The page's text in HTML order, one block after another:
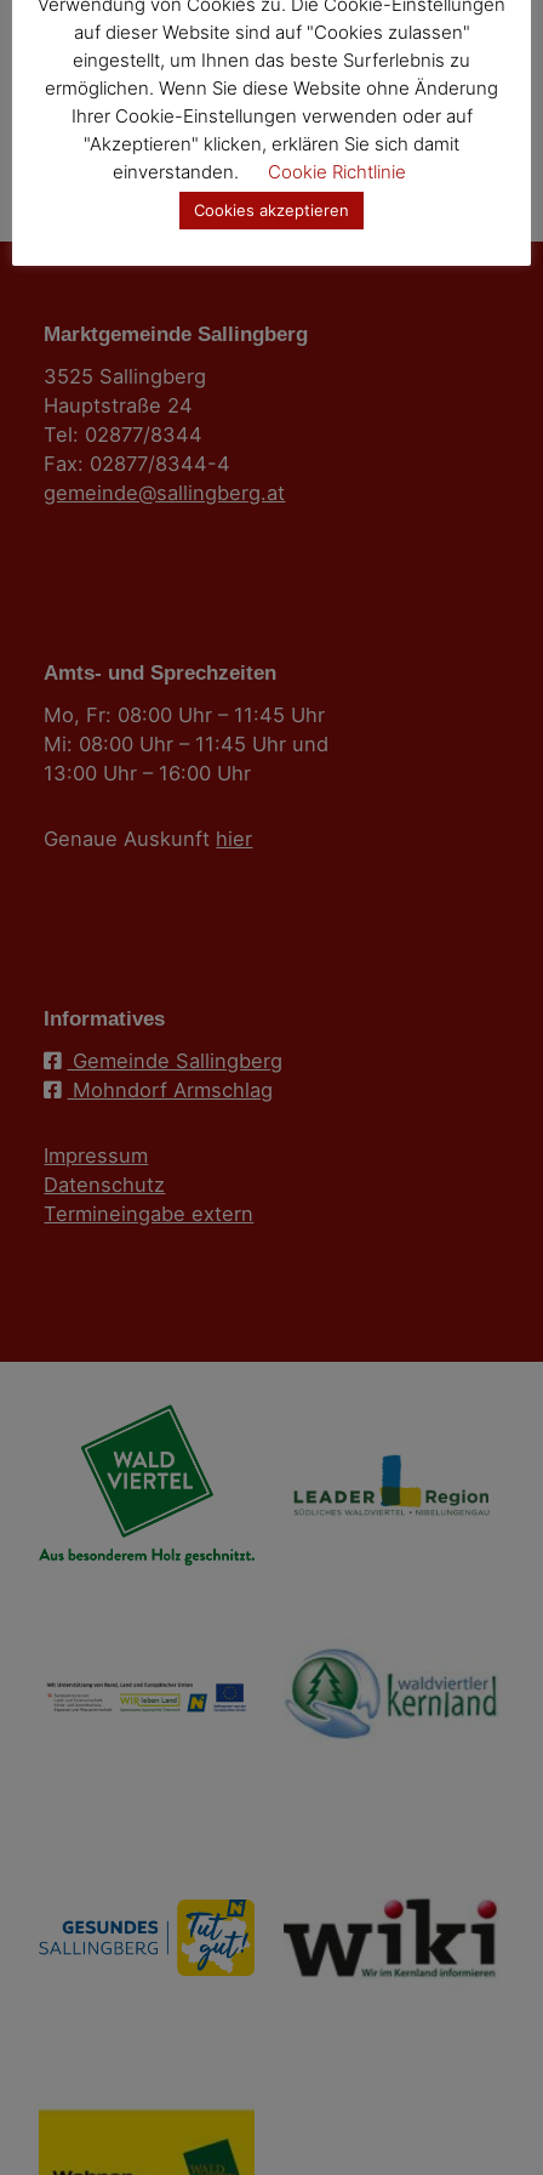
o
Marktgemeinde Sallingberg
3525 Sallingberg
Hauptstraße 24
Tel: 02877/8344
Fax: 02877/8344-4
gemeinde@sallingberg.at
Amts- und Sprechzeiten
Mo, Fr: 08:00 Uhr – 11:45 Uhr
Mi: 08:00 Uhr – 11:45 Uhr und
13:00 Uhr – 16:00 Uhr
Genaue Auskunft hier
Informatives
Gemeinde Sallingberg
Mohndorf Armschlag
Impressum
Datenschutz
Termineingabe extern
auf dieser Website sind auf "Cookies zulassen"
eingestellt, um Ihnen das beste Surferlebnis zu
ermöglichen. Wenn Sie diese Website ohne Änderung
Ihrer Cookie-Einstellungen verwenden oder auf
"Akzeptieren" klicken, erklären Sie sich damit
einverstanden.
Cookie Richtlinie
Cookies akzeptieren